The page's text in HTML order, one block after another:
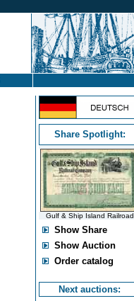
Share Spotlight:
Gulf & Ship Island Railroad
Show Share
Show Auction
Order catalog
Next auctions: